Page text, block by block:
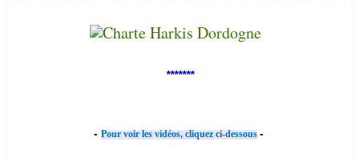
*******
- Pour voir les vidéos, cliquez ci-dessous -